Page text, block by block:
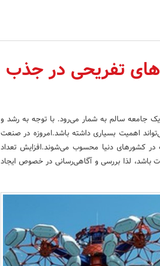
تفریحی در جذب
جامعه سالم به شمار می‌رود. با توجه به رشد و
اهمیت بسیاری داشته باشد.امروزه در صنعت
کشورهای دنیا محسوب می‌شوند.افزایش تعداد
باشد، لذا بررسی و آگاهی‌رسانی در خصوص ایجاد